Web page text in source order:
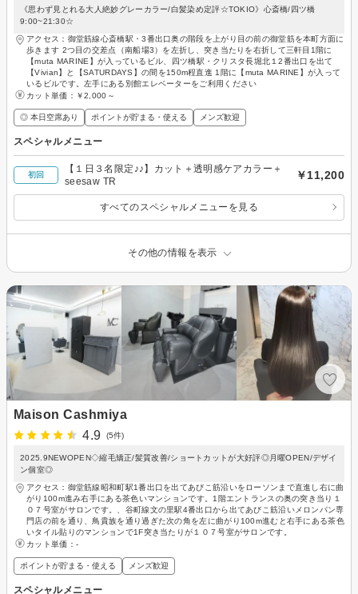
《思わず見とれる大人絶妙グレーカラー/白髪染め定評☆TOKIO》心斎橋/四ツ橋
9:00~21:30☆
アクセス：御堂筋線心斎橋駅・3番出口奥の階段を上がり目の前の御堂筋を本町方面に
歩きます 2つ目の交差点（南船場3）を左折し、突き当たりを右折して三軒目1階に
【muta MARINE】が入っているビル、四ツ橋駅・クリスタ長堀北１2番出口を出て
【Vivian】と【SATURDAYS】の間を150m程直進 1階に【muta MARINE】が入って
いるビルです。左手にある別館エレベーターをご利用ください
カット単価： ￥2,000～
◎ 本日空席あり ポイントが貯まる・使える メンズ歓迎
スペシャルメニュー
初回
【１日３名限定♪♪】カット＋透明感ケアカラー＋
seesaw TR
￥11,200
すべてのスペシャルメニューを見る
その他の情報を表示
Maison Cashmiya
4.9
(5件)
2025.9NEWOPEN◇縮毛矯正/髪質改善/ショートカットが大好評◎月曜OPEN/デザイ
ン個室◎
アクセス：御堂筋線昭和町駅1番出口を出てあびこ筋沿いをローソンまで直進し右に曲
がり100m進み右手にある茶色いマンションです。1階エントランスの奥の突き当り１
０７号室がサロンです。、谷町線文の里駅4番出口から出てあびこ筋沿いメロンパン専
門店の前を通り、鳥貴族を通り過ぎた次の角を左に曲がり100m進むと右手にある茶色
いタイル貼りのマンションで1F突き当たりが１０７号室がサロンです。
カット単価： -
ポイントが貯まる・使える メンズ歓迎
スペシャルメニュー